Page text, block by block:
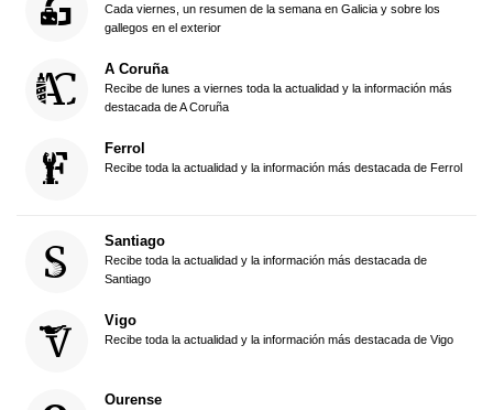
Cada viernes, un resumen de la semana en Galicia y sobre los
gallegos en el exterior
A Coruña
Recibe de lunes a viernes toda la actualidad y la información más
destacada de A Coruña
Ferrol
Recibe toda la actualidad y la información más destacada de Ferrol
Santiago
Recibe toda la actualidad y la información más destacada de
Santiago
Vigo
Recibe toda la actualidad y la información más destacada de Vigo
Ourense